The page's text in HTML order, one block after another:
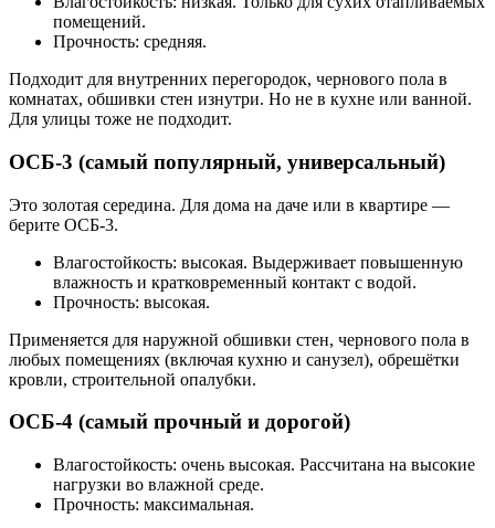
помещений.
Прочность: средняя.
Подходит для внутренних перегородок, чернового пола в
комнатах, обшивки стен изнутри. Но не в кухне или ванной.
Для улицы тоже не подходит.
ОСБ-3 (самый популярный, универсальный)
Это золотая середина. Для дома на даче или в квартире —
берите ОСБ-3.
Влагостойкость: высокая. Выдерживает повышенную
влажность и кратковременный контакт с водой.
Прочность: высокая.
Применяется для наружной обшивки стен, чернового пола в
любых помещениях (включая кухню и санузел), обрешётки
кровли, строительной опалубки.
ОСБ-4 (самый прочный и дорогой)
Влагостойкость: очень высокая. Рассчитана на высокие
нагрузки во влажной среде.
Прочность: максимальная.